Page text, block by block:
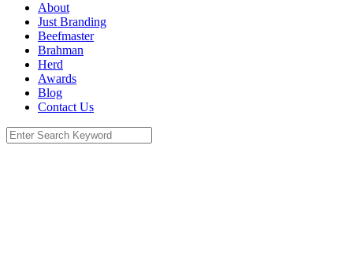
About
Just Branding
Beefmaster
Brahman
Herd
Awards
Blog
Contact Us
Search
for: